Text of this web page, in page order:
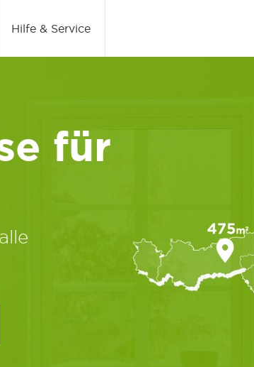
Hilfe & Service
für